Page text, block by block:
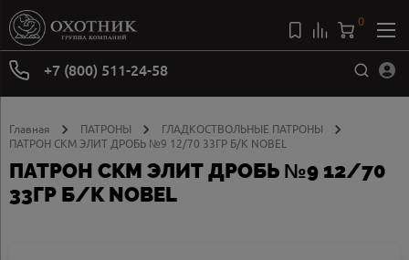
+7 (800) 511-24-58
0
Главная ПАТРОНЫ
ГЛАДКОСТВОЛЬНЫЕ ПАТРОНЫ
ПАТРОН СКМ ЭЛИТ ДРОБЬ №9 12/70 33ГР Б/К NOBEL
ПАТРОН СКМ ЭЛИТ ДРОБЬ №9 12/70
33ГР Б/К NOBEL